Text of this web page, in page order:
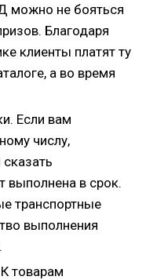
можно не бояться
Благодаря
клиенты платят ту
а во время
Если вам
числу,
выполнена в срок.
транспортные
выполнения
товарам